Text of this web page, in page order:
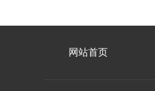
网站首页